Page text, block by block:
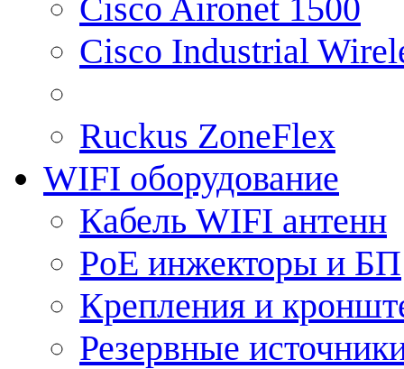
Cisco Aironet 1500
Cisco Industrial
Ruckus ZoneFlex
WIFI оборудование
Кабель WIFI антенн
PoE инжекторы и БП
Крепления и
Резервные